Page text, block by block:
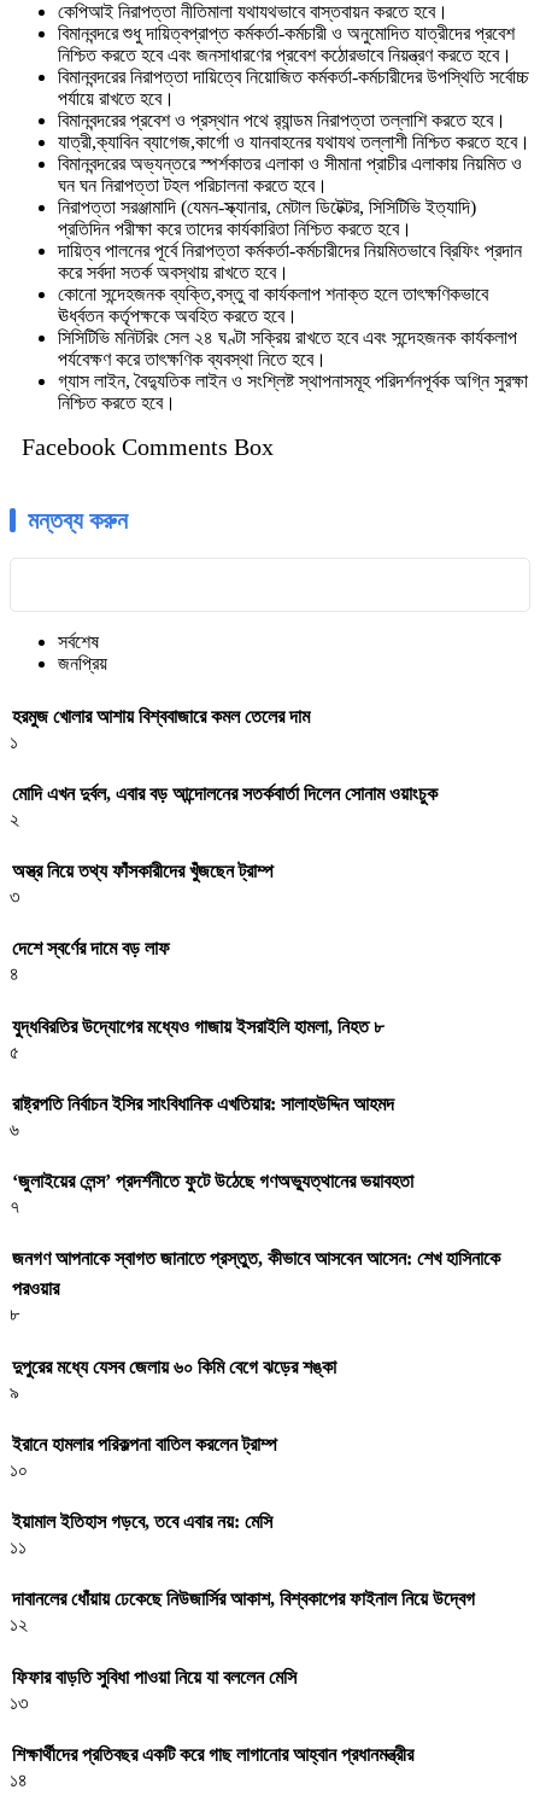
কেপিআই নিরাপত্তা নীতিমালা যথাযথভাবে বাস্তবায়ন করতে হবে।
বিমানবন্দরে শুধু দায়িত্বপ্রাপ্ত কর্মকর্তা-কর্মচারী ও অনুমোদিত যাত্রীদের প্রবেশ
নিশ্চিত করতে হবে এবং জনসাধারণের প্রবেশ কঠোরভাবে নিয়ন্ত্রণ করতে হবে।
বিমানবন্দরের নিরাপত্তা দায়িত্বে নিয়োজিত কর্মকর্তা-কর্মচারীদের উপস্থিতি সর্বোচ্চ
পর্যায়ে রাখতে হবে।
বিমানবন্দরের প্রবেশ ও প্রস্থান পথে র‍্যান্ডম নিরাপত্তা তল্লাশি করতে হবে।
যাত্রী,ক্যাবিন ব্যাগেজ,কার্গো ও যানবাহনের যথাযথ তল্লাশী নিশ্চিত করতে হবে।
বিমানবন্দরের অভ্যন্তরে স্পর্শকাতর এলাকা ও সীমানা প্রাচীর এলাকায় নিয়মিত ও
ঘন ঘন নিরাপত্তা টহল পরিচালনা করতে হবে।
নিরাপত্তা সরঞ্জামাদি (যেমন-স্ক্যানার, মেটাল ডিটেক্টর, সিসিটিভি ইত্যাদি)
প্রতিদিন পরীক্ষা করে তাদের কার্যকারিতা নিশ্চিত করতে হবে।
দায়িত্ব পালনের পূর্বে নিরাপত্তা কর্মকর্তা-কর্মচারীদের নিয়মিতভাবে ব্রিফিং প্রদান
করে সর্বদা সতর্ক অবস্থায় রাখতে হবে।
কোনো সন্দেহজনক ব্যক্তি,বস্তু বা কার্যকলাপ শনাক্ত হলে তাৎক্ষণিকভাবে
ঊর্ধ্বতন কর্তৃপক্ষকে অবহিত করতে হবে।
সিসিটিভি মনিটরিং সেল ২৪ ঘণ্টা সক্রিয় রাখতে হবে এবং সন্দেহজনক কার্যকলাপ
পর্যবেক্ষণ করে তাৎক্ষণিক ব্যবস্থা নিতে হবে।
গ্যাস লাইন, বৈদ্যুতিক লাইন ও সংশ্লিষ্ট স্থাপনাসমূহ পরিদর্শনপূর্বক অগ্নি সুরক্ষা
নিশ্চিত করতে হবে।
Facebook Comments Box
মন্তব্য করুন
সর্বশেষ
জনপ্রিয়
হরমুজ খোলার আশায় বিশ্ববাজারে কমল তেলের দাম
১
মোদি এখন দুর্বল, এবার বড় আন্দোলনের সতর্কবার্তা দিলেন সোনাম ওয়াংচুক
২
অস্ত্র নিয়ে তথ্য ফাঁসকারীদের খুঁজছেন ট্রাম্প
৩
দেশে স্বর্ণের দামে বড় লাফ
৪
যুদ্ধবিরতির উদ্যোগের মধ্যেও গাজায় ইসরাইলি হামলা, নিহত ৮
৫
রাষ্ট্রপতি নির্বাচন ইসির সাংবিধানিক এখতিয়ার: সালাহউদ্দিন আহমদ
৬
‘জুলাইয়ের লেন্স’ প্রদর্শনীতে ফুটে উঠেছে গণঅভ্যুত্থানের ভয়াবহতা
৭
জনগণ আপনাকে স্বাগত জানাতে প্রস্তুত, কীভাবে আসবেন আসেন: শেখ হাসিনাকে
পরওয়ার
৮
দুপুরের মধ্যে যেসব জেলায় ৬০ কিমি বেগে ঝড়ের শঙ্কা
৯
ইরানে হামলার পরিকল্পনা বাতিল করলেন ট্রাম্প
১০
ইয়ামাল ইতিহাস গড়বে, তবে এবার নয়: মেসি
১১
দাবানলের ধোঁয়ায় ঢেকেছে নিউজার্সির আকাশ, বিশ্বকাপের ফাইনাল নিয়ে উদ্বেগ
১২
ফিফার বাড়তি সুবিধা পাওয়া নিয়ে যা বললেন মেসি
১৩
শিক্ষার্থীদের প্রতিবছর একটি করে গাছ লাগানোর আহ্বান প্রধানমন্ত্রীর
১৪